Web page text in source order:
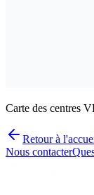
Carte des centres
Retour à
Nous contacter